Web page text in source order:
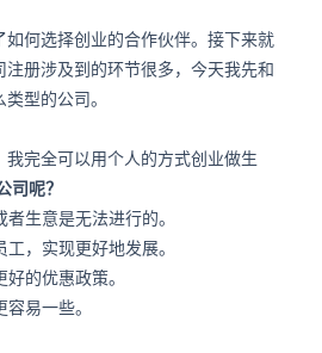
如何选择创业的合作伙伴。接下来就
册涉及到的环节很多，今天我先和
型的公司。
完全可以用个人的方式创业做生
司呢？
生意是无法进行的。
，实现更好地发展。
的优惠政策。
易一些。